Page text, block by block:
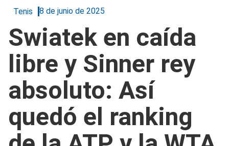
Tenis 8 de junio de 2025
Swiatek en caída
libre y Sinner rey
absoluto: Así
quedó el ranking